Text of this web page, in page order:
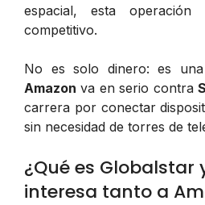
espacial, esta
competitivo.
No es solo dinero: es
Amazon va en serio contra
carrera por conectar
sin necesidad de torres de
¿Qué es Globalstar
interesa tanto a